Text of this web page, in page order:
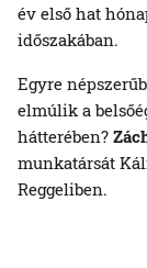
év első hat
időszakában.
Egyre
elmúlik a
hátterében?
munkatársát
Reggeliben.